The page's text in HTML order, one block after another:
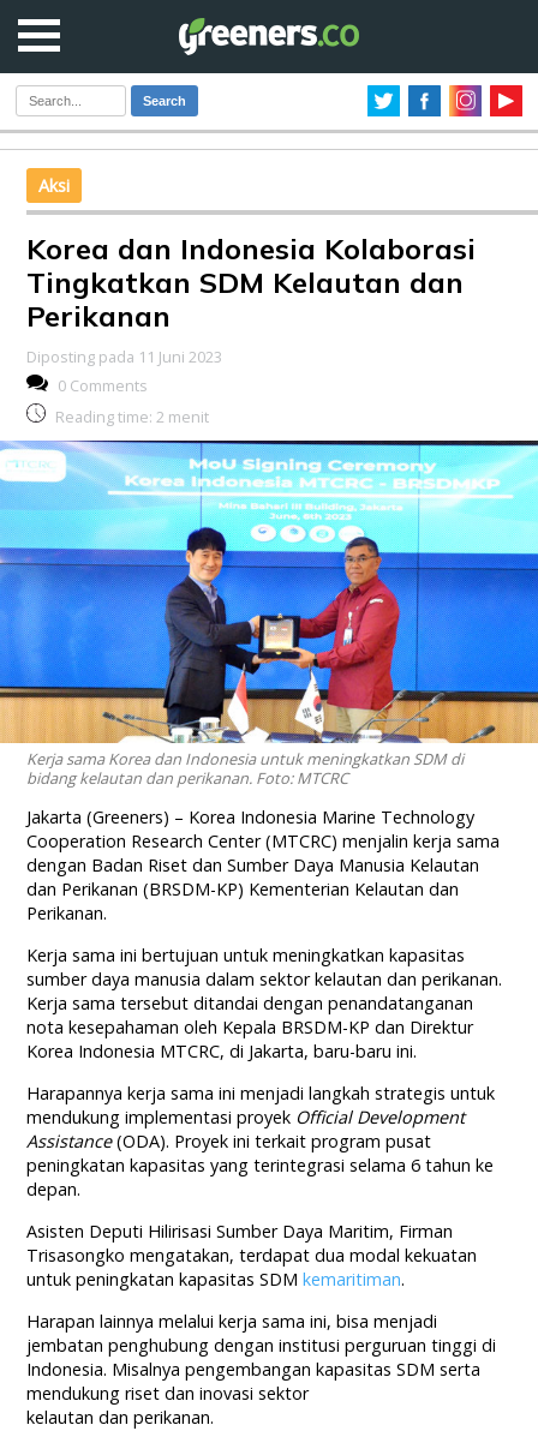
Search
Aksi
Korea dan Indonesia Kolaborasi
Tingkatkan SDM Kelautan dan
Perikanan
Diposting pada 11 Juni 2023
0 Comments
Reading time: 2 menit
Kerja sama Korea dan Indonesia untuk meningkatkan SDM di
bidang kelautan dan perikanan. Foto: MTCRC
Jakarta (Greeners) – Korea Indonesia Marine Technology
Cooperation Research Center (MTCRC) menjalin kerja sama
dengan Badan Riset dan Sumber Daya Manusia Kelautan
dan Perikanan (BRSDM-KP) Kementerian Kelautan dan
Perikanan.
Kerja sama ini bertujuan untuk meningkatkan kapasitas
sumber daya manusia dalam sektor kelautan dan perikanan.
Kerja sama tersebut ditandai dengan penandatanganan
nota kesepahaman oleh Kepala BRSDM-KP dan Direktur
Korea Indonesia MTCRC, di Jakarta, baru-baru ini.
Harapannya kerja sama ini menjadi langkah strategis untuk
mendukung implementasi proyek Official Development
Assistance(ODA). Proyek ini terkait program pusat
peningkatan kapasitas yang terintegrasi selama 6 tahun ke
depan.
Asisten Deputi Hilirisasi Sumber Daya Maritim, Firman
Trisasongko mengatakan, terdapat dua modal kekuatan
untuk peningkatan kapasitas SDMkemaritiman.
Harapan lainnya melalui kerja sama ini, bisa menjadi
jembatan penghubung dengan institusi perguruan tinggi di
Indonesia. Misalnya pengembangan kapasitas SDM serta
mendukung riset dan inovasi sektor
kelautan dan perikanan.